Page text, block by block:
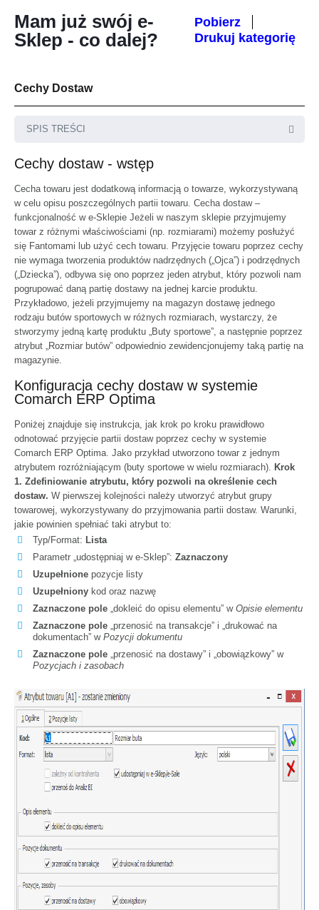
Mam już swój e-
Sklep - co dalej?
Pobierz
Drukuj kategorię
Cechy Dostaw
SPIS TREŚCI
Cechy dostaw - wstęp
Cecha towaru jest dodatkową informacją o towarze, wykorzystywaną
w celu opisu poszczególnych partii towaru. Cecha dostaw –
funkcjonalność w e-Sklepie Jeżeli w naszym sklepie przyjmujemy
towar z różnymi właściwościami (np. rozmiarami) możemy posłużyć
się Fantomami lub użyć cech towaru. Przyjęcie towaru poprzez cechy
nie wymaga tworzenia produktów nadrzędnych („Ojca”) i podrzędnych
(„Dziecka”), odbywa się ono poprzez jeden atrybut, który pozwoli nam
pogrupować daną partię dostawy na jednej karcie produktu.
Przykładowo, jeżeli przyjmujemy na magazyn dostawę jednego
rodzaju butów sportowych w różnych rozmiarach, wystarczy, że
stworzymy jedną kartę produktu „Buty sportowe”, a następnie poprzez
atrybut „Rozmiar butów” odpowiednio zewidencjonujemy taką partię na
magazynie.
Konfiguracja cechy dostaw w systemie
Comarch ERP Optima
Poniżej znajduje się instrukcja, jak krok po kroku prawidłowo
odnotować przyjęcie partii dostaw poprzez cechy w systemie
Comarch ERP Optima. Jako przykład utworzono towar z jednym
atrybutem rozróżniającym (buty sportowe w wielu rozmiarach). Krok
1. Zdefiniowanie atrybutu, który pozwoli na określenie cech
dostaw. W pierwszej kolejności należy utworzyć atrybut grupy
towarowej, wykorzystywany do przyjmowania partii dostaw. Warunki,
jakie powinien spełniać taki atrybut to:
Typ/Format: Lista
Parametr „udostępniaj w e-Sklep”: Zaznaczony
Uzupełnione pozycje listy
Uzupełniony kod oraz nazwę
Zaznaczone pole „dokleić do opisu elementu” w Opisie elementu
Zaznaczone pole „przenosić na transakcje” i „drukować na
dokumentach” w Pozycji dokumentu
Zaznaczone pole „przenosić na dostawy” i „obowiązkowy” w
Pozycjach i zasobach